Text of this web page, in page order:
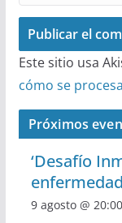
Este sitio usa
cómo se
Próximos
‘Desafío
9 agosto @ 20:00